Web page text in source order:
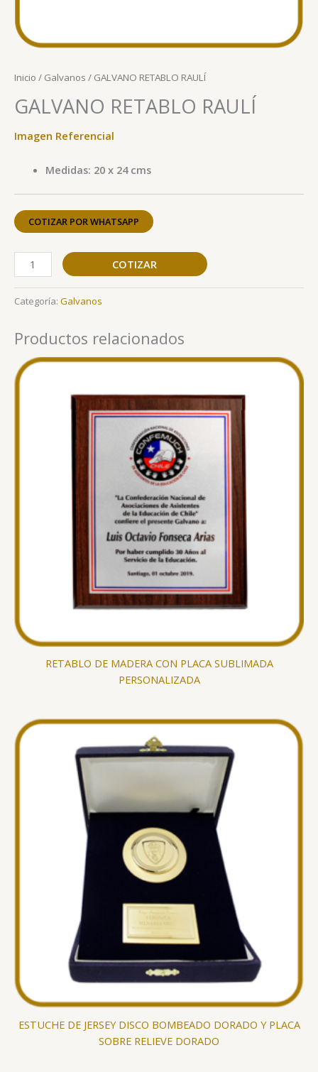
Inicio / Galvanos / GALVANO RETABLO RAULÍ
GALVANO RETABLO RAULÍ
Imagen Referencial
Medidas: 20 x 24 cms
COTIZAR POR WHATSAPP
COTIZAR
Categoría: Galvanos
Productos relacionados
RETABLO DE MADERA CON PLACA SUBLIMADA
PERSONALIZADA
ESTUCHE DE JERSEY DISCO BOMBEADO DORADO Y PLACA
SOBRE RELIEVE DORADO